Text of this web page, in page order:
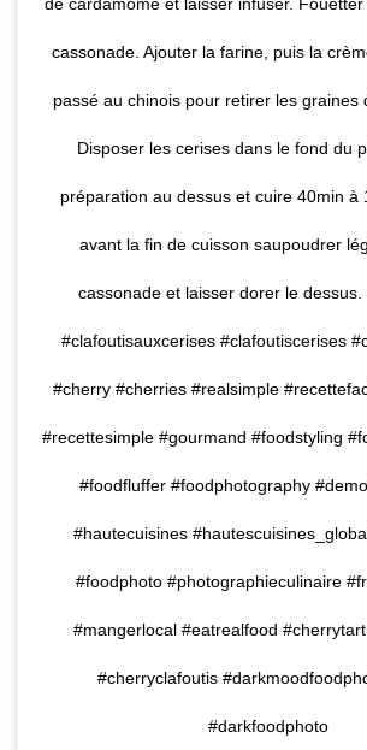
de cardamome et laisser infuser.
cassonade. Ajouter la farine, puis la
passé au chinois pour retirer les graines
Disposer les cerises dans le fond du
préparation au dessus et cuire 40min à
avant la fin de cuisson saupoudrer
cassonade et laisser dorer le
#clafoutisauxcerises #clafoutiscerises
#cherry #cherries #realsimple
#recettesimple #gourmand #foodstyling
#foodfluffer #foodphotography
#hautecuisines
#foodphoto #photographieculinaire
#mangerlocal #eatrealfood
#cherryclafoutis
#darkfoodphoto